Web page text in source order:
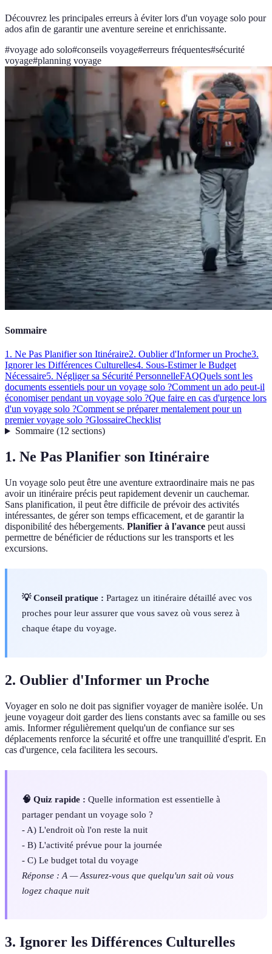
Découvrez les principales erreurs à éviter lors d'un voyage solo pour
ados afin de garantir une aventure sereine et enrichissante.
#voyage ado solo#conseils voyage#erreurs fréquentes#sécurité
voyage#planning voyage
Sommaire
1. Ne Pas Planifier son Itinéraire2. Oublier d'Informer un Proche3.
Ignorer les Différences Culturelles4. Sous-Estimer le Budget
Nécessaire5. Négliger sa Sécurité PersonnelleFAQQuels sont les
documents essentiels pour un voyage solo ?Comment un ado peut-il
économiser pendant un voyage solo ?Que faire en cas d'urgence lors
d'un voyage solo ?Comment se préparer mentalement pour un
premier voyage solo ?GlossaireChecklist
Sommaire(12 sections)
1. Ne Pas Planifier son Itinéraire
Un voyage solo peut être une aventure extraordinaire mais ne pas
avoir un itinéraire précis peut rapidement devenir un cauchemar.
Sans planification, il peut être difficile de prévoir des activités
intéressantes, de gérer son temps efficacement, et de garantir la
disponibilité des hébergements. Planifier à l'avance peut aussi
permettre de bénéficier de réductions sur les transports et les
excursions.
💡 Conseil pratique : Partagez un itinéraire détaillé avec vos
proches pour leur assurer que vous savez où vous serez à
chaque étape du voyage.
2. Oublier d'Informer un Proche
Voyager en solo ne doit pas signifier voyager de manière isolée. Un
jeune voyageur doit garder des liens constants avec sa famille ou ses
amis. Informer régulièrement quelqu'un de confiance sur ses
déplacements renforce la sécurité et offre une tranquillité d'esprit. En
cas d'urgence, cela facilitera les secours.
🧠 Quiz rapide : Quelle information est essentielle à
partager pendant un voyage solo ?
- A) L'endroit où l'on reste la nuit
- B) L'activité prévue pour la journée
- C) Le budget total du voyage
Réponse : A — Assurez-vous que quelqu'un sait où vous
logez chaque nuit
3. Ignorer les Différences Culturelles